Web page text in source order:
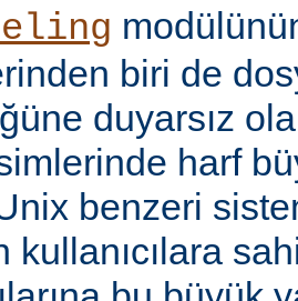
biri de
duyarsız
harf
benzeri
kullanıcılara